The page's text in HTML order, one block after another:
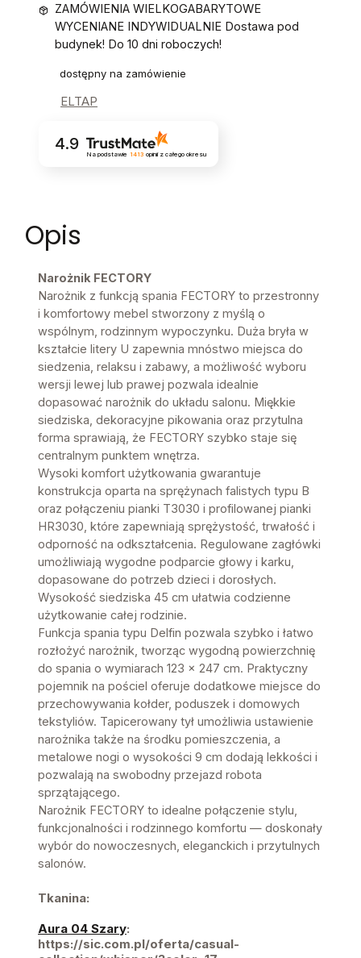
ZAMÓWIENIA WIELKOGABARYTOWE
WYCENIANE INDYWIDUALNIE Dostawa pod
budynek! Do 10 dni roboczych!
dostępny na zamówienie
ELTAP
4.9
Na podstawie 1413 opinii z całego okresu
Opis
Narożnik FECTORY
Narożnik z funkcją spania FECTORY to przestronny
i komfortowy mebel stworzony z myślą o
wspólnym, rodzinnym wypoczynku. Duża bryła w
kształcie litery U zapewnia mnóstwo miejsca do
siedzenia, relaksu i zabawy, a możliwość wyboru
wersji lewej lub prawej pozwala idealnie
dopasować narożnik do układu salonu. Miękkie
siedziska, dekoracyjne pikowania oraz przytulna
forma sprawiają, że FECTORY szybko staje się
centralnym punktem wnętrza.
Wysoki komfort użytkowania gwarantuje
konstrukcja oparta na sprężynach falistych typu B
oraz połączeniu pianki T3030 i profilowanej pianki
HR3030, które zapewniają sprężystość, trwałość i
odporność na odkształcenia. Regulowane zagłówki
umożliwiają wygodne podparcie głowy i karku,
dopasowane do potrzeb dzieci i dorosłych.
Wysokość siedziska 45 cm ułatwia codzienne
użytkowanie całej rodzinie.
Funkcja spania typu Delfin pozwala szybko i łatwo
rozłożyć narożnik, tworząc wygodną powierzchnię
do spania o wymiarach 123 × 247 cm. Praktyczny
pojemnik na pościel oferuje dodatkowe miejsce do
przechowywania kołder, poduszek i domowych
tekstyliów. Tapicerowany tył umożliwia ustawienie
narożnika także na środku pomieszczenia, a
metalowe nogi o wysokości 9 cm dodają lekkości i
pozwalają na swobodny przejazd robota
sprzątającego.
Narożnik FECTORY to idealne połączenie stylu,
funkcjonalności i rodzinnego komfortu — doskonały
wybór do nowoczesnych, eleganckich i przytulnych
salonów.
Tkanina:
Aura 04 Szary:
https://sic.com.pl/oferta/casual-